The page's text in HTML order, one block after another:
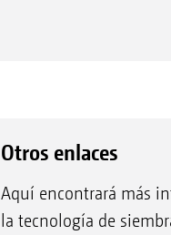
Otros enlaces
Aquí encontrará más
la tecnología de